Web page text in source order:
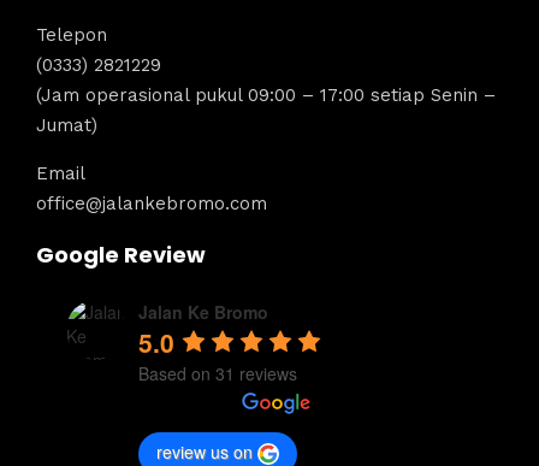
Telepon
(0333) 2821229
(Jam operasional pukul 09:00 – 17:00 setiap Senin –
Jumat)
Email
office@jalankebromo.com
Google Review
Jalan Ke Bromo
5.0
Based on 31 reviews
review us on